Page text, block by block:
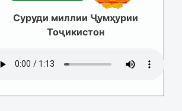
Суруди миллии Ҷумҳурии
Тоҷикистон